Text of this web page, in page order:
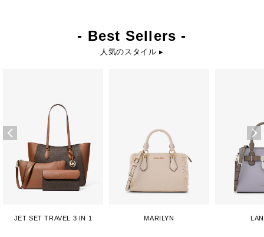
- Best Sellers -
人気のスタイル ▸
JET SET TRAVEL 3 IN 1 MARILYN